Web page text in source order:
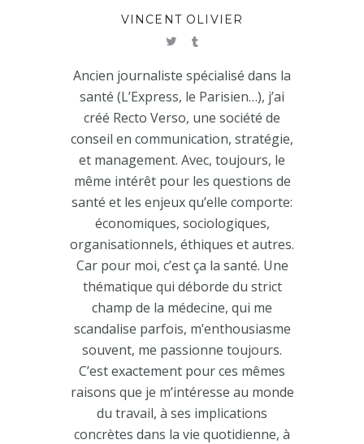
VINCENT OLIVIER
Ancien journaliste spécialisé dans la
santé (L’Express, le Parisien…), j’ai
créé Recto Verso, une société de
conseil en communication, stratégie,
et management. Avec, toujours, le
même intérêt pour les questions de
santé et les enjeux qu’elle comporte:
économiques, sociologiques,
organisationnels, éthiques et autres.
Car pour moi, c’est ça la santé. Une
thématique qui déborde du strict
champ de la médecine, qui me
scandalise parfois, m’enthousiasme
souvent, me passionne toujours.
C’est exactement pour ces mêmes
raisons que je m’intéresse au monde
du travail, à ses implications
concrètes dans la vie quotidienne, à